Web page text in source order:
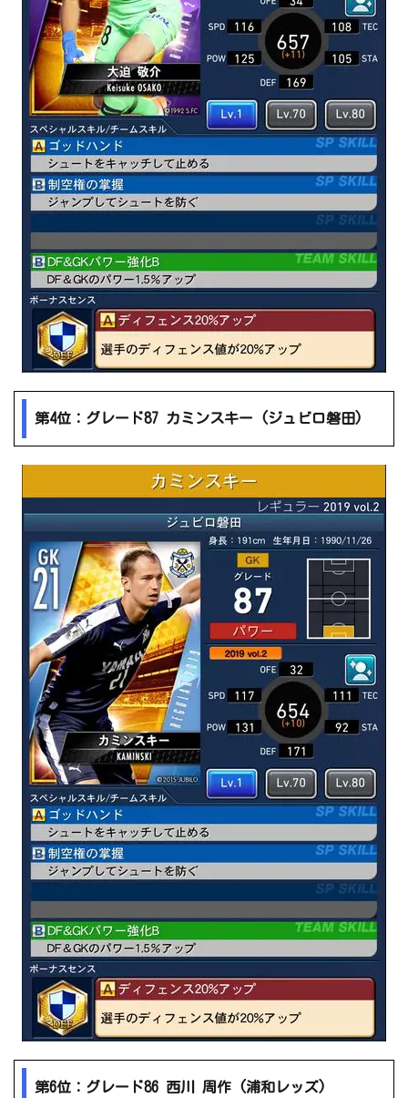
第4位：グレード87 カミンスキー (ジュビロ磐田)
第6位：グレード86 西川 周作 (浦和レッズ)